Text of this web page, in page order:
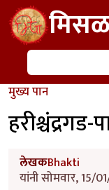
Skip to main content
शोध
मुख्य पान
हरीश्चंद्रगड-
लेखकBhakti
यांनी सोमवार, 15/